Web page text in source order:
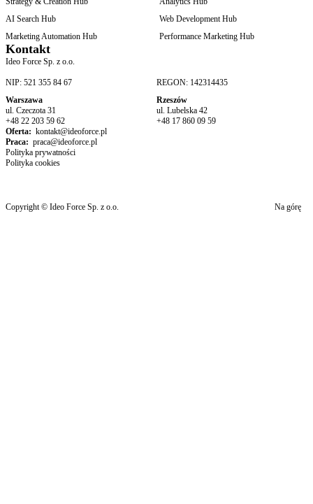
AI Search Hub
Web Development Hub
Marketing Automation Hub
Performance Marketing Hub
Kontakt
Ideo Force Sp. z o.o.
NIP: 521 355 84 67
REGON: 142314435
Warszawa
ul. Czeczota 31
+48 22 203 59 62
Rzeszów
ul. Lubelska 42
+48 17 860 09 59
Oferta: kontakt@ideoforce.pl
Praca: praca@ideoforce.pl
Polityka prywatności
Polityka cookies
Copyright © Ideo Force Sp. z o.o. Na górę